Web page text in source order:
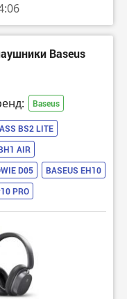
Baseus
Baseus
BS2 LITE
AIR
D05
BASEUS EH10
PRO